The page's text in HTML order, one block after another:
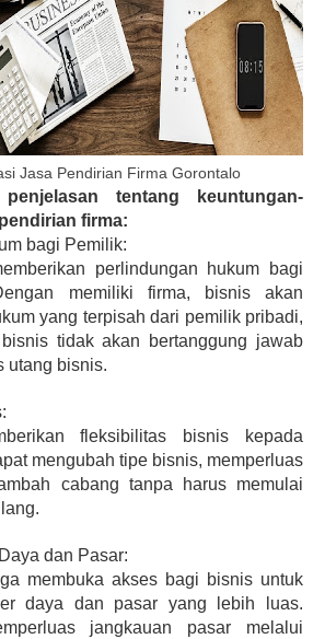
Jasa Pendirian Firma Gorontalo
tentang keuntungan-
firma:
bagi Pemilik:
perlindungan hukum bagi
memiliki firma, bisnis akan
yang terpisah dari pemilik pribadi,
tidak akan bertanggung jawab
utang bisnis.
fleksibilitas bisnis kepada
mengubah tipe bisnis, memperluas
cabang tanpa harus memulai
dan Pasar:
membuka akses bagi bisnis untuk
daya dan pasar yang lebih luas.
jangkauan pasar melalui